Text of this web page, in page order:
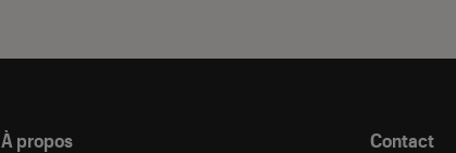
À propos Contact